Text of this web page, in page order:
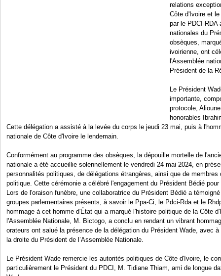
relations
Côte d'Ivoire et
par le PDCI-RDA
nationales du
obsèques,
ivoirienne, ont
l'Assemblée
Président de la
Le Président
importante,
protocole,
honorables
Cette délégation a assisté à la levée du corps le jeudi 23 mai, puis à
nationale de Côte d'Ivoire le lendemain.
Conformément au programme des obsèques, la dépouille mortelle de
nationale a été accueillie solennellement le vendredi 24 mai 2024, en
personnalités politiques, de délégations étrangères, ainsi que de
politique. Cette cérémonie a célébré l'engagement du Président Bédié
Lors de l'oraison funèbre, une collaboratrice du Président Bédié a
groupes parlementaires présents, à savoir le Ppa-Ci, le Pdci-Rda et le
hommage à cet homme d'État qui a marqué l'histoire politique de la Côte
l'Assemblée Nationale, M. Bictogo, a conclu en rendant un vibrant
orateurs ont salué la présence de la délégation du Président Wade, avec
la droite du Président de l’Assemblée Nationale.
Le Président Wade remercie les autorités politiques de Côte d'Ivoire, le
particulièrement le Président du PDCI, M. Tidiane Thiam, ami de longue